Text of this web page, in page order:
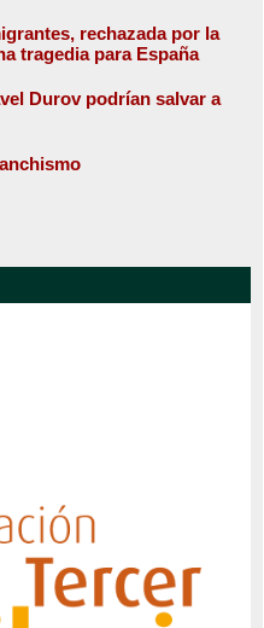
rechazada por la
tragedia para España
Durov podrían salvar a